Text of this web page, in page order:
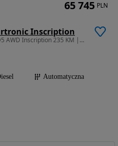
Inscription
1969 cm3 • 235 KM • Volvo XC60 D5 AWD Inscription 235 KM |B&W| HUD | Panorama | Kamera360
Automatyczna
65 745 PLN